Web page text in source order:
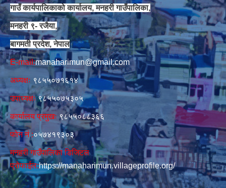
गाउँ कार्यपालिकाको कार्यालय, मनहरी गाउँपालिका,
मनहरी ९- रजैया,
बागमती प्रदेश, नेपाल
E-mail:manaharimun@gmail.com
अध्यक्षः ९८५५०७१६१४
उपाध्यक्षः९८५५०७५३०५
कार्यालय प्रमुखः ९८५५०८८३६६
फोन नं‍‌ :०५७४१९३०३
मनहरी गाउँपालिका डिजिटल
प्रोफाईल:https://manaharimun.villageprofile.org/